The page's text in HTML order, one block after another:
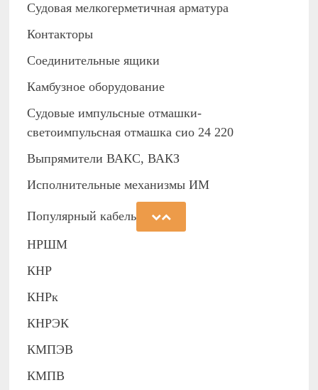
Судовая мелкогерметичная арматура
Контакторы
Соединительные ящики
Камбузное оборудование
Судовые импульсные отмашки-
светоимпульсная отмашка сио 24 220
Выпрямители ВАКС, ВАКЗ
Исполнительные механизмы ИМ
Популярный кабель
НРШМ
КНР
КНРк
КНРЭК
КМПЭВ
КМПВ